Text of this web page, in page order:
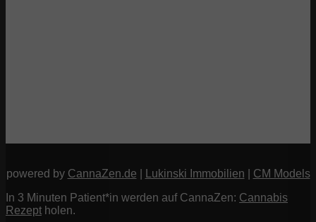
powered by CannaZen.de Lukinski Immobilien
CM Models
In 3 Minuten Patient*in werden auf CannaZen: Cannabis
Rezept holen.